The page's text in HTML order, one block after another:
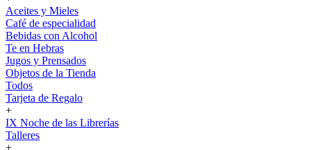
Aceites y Mieles
Café de especialidad
Bebidas con Alcohol
Te en Hebras
Jugos y Prensados
Objetos de la Tienda
Todos
Tarjeta de Regalo
+
IX Noche de las Librerías
Talleres
+